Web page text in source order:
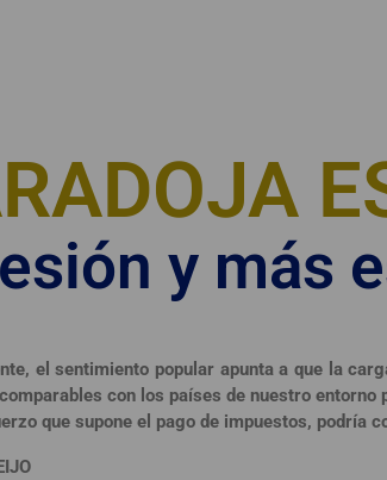
y más
el sentimiento popular apunta a que la
con los países de nuestro
que supone el pago de impuestos, podría